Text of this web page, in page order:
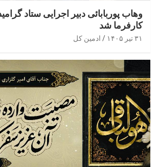
وهاب پوربابائی دبیر اجرایی ستاد
کارفرما شد
۳۱ تیر ۱۴۰۵ ادمین کل